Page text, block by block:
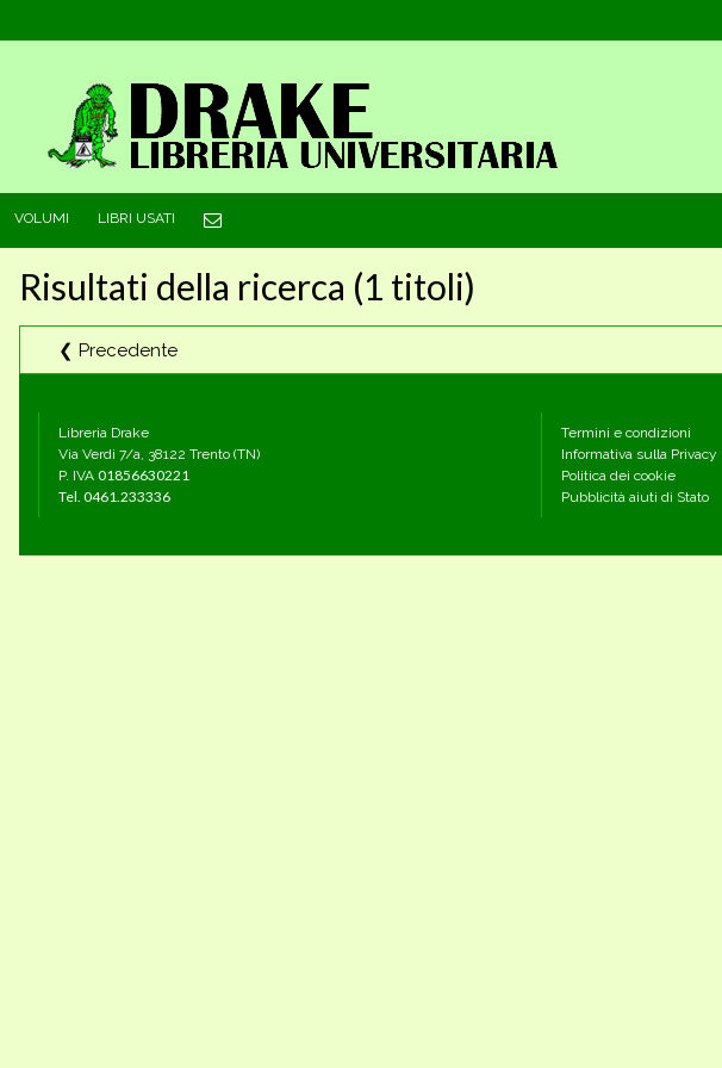
VOLUMI LIBRI USATI
Risultati della ricerca (1 titoli)
❮ Precedente
Libreria Drake
Via Verdi 7/a, 38122 Trento (TN)
P. IVA 01856630221
Tel. 0461.233336
Termini e condizioni
Informativa sulla Privacy
Politica dei cookie
Pubblicità aiuti di Stato